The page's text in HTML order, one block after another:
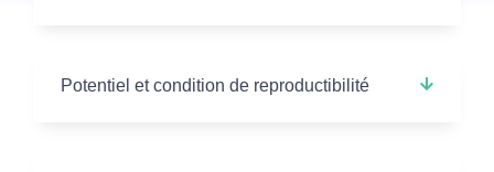
Potentiel et condition de reproductibilité